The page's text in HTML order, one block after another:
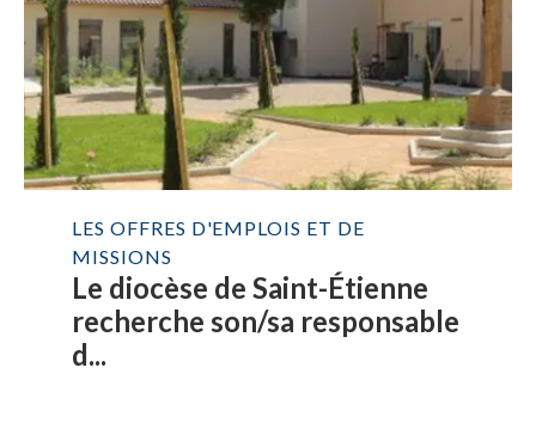
LES OFFRES D'EMPLOIS ET DE
MISSIONS
Le diocèse de Saint-Étienne
recherche son/sa responsable
d...